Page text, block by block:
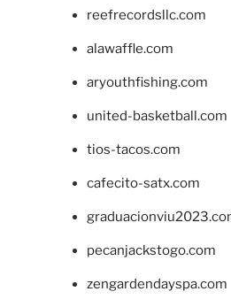
reefrecordsllc.com
alawaffle.com
aryouthfishing.com
united-basketball.com
tios-tacos.com
cafecito-satx.com
pecanjackstogo.com
zengardendayspa.com